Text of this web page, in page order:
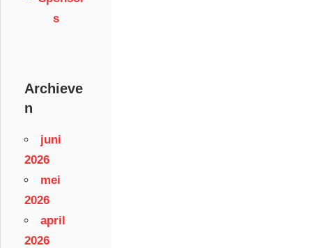
Archieve
n
juni
2026
mei
2026
april
2026